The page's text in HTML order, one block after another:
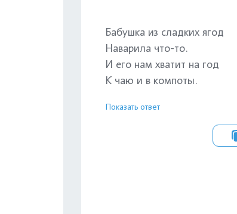
Бабушка из сладких ягод
Наварила что-то.
И его нам хватит на год
К чаю и в компоты.
Показать ответ